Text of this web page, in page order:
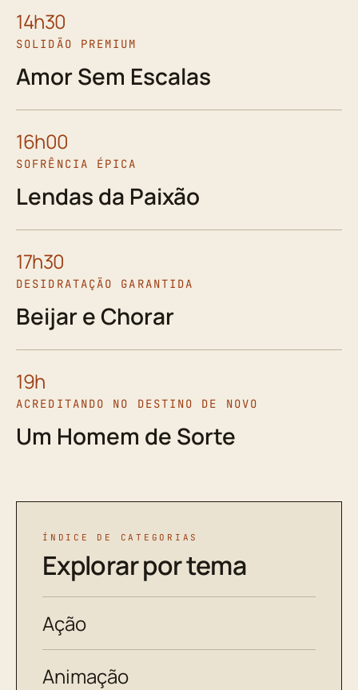
14h30
SOLIDÃO PREMIUM
Amor Sem Escalas
16h00
SOFRÊNCIA ÉPICA
Lendas da Paixão
17h30
DESIDRATAÇÃO GARANTIDA
Beijar e Chorar
19h
ACREDITANDO NO DESTINO DE NOVO
Um Homem de Sorte
ÍNDICE DE CATEGORIAS
Explorar por tema
Ação
Animação